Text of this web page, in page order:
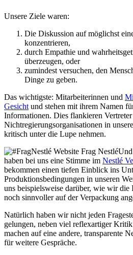
Unsere Ziele waren:
Die Diskussion auf möglichst
konzentrieren,
durch Empathie und
überzeugen, oder
zumindest versuchen, den
Dinge zu geben.
Das wichtigste: Mitarbeiterinnen und
Gesichtund stehen mit ihrem Namen
Informationen. Dies flankieren Vertreter
Nichtregierungsorganisationen in
kritisch unter die Lupe nehmen.
Und
haben bei uns eine Stimme im Nestlé
bekommen einen tiefen Einblick ins
Produktionsbedingungen in unseren
uns beispielsweise darüber, wie wir
noch sinnvoller auf der Verpackung
Natürlich haben wir nicht jeden
gelungen, neben viel reflexartiger
machen auf eine andere, transparente
für weitere Gespräche.